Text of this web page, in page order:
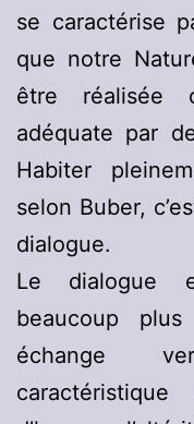
se caractérise
que notre
être réalisée
adéquate par
Habiter
selon Buber,
dialogue.
Le dialogue
beaucoup
échange